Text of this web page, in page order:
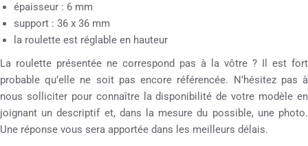
épaisseur : 6 mm
support : 36 x 36 mm
la roulette est réglable en hauteur
La roulette présentée ne correspond pas à la vôtre ? Il est fort
probable qu’elle ne soit pas encore référencée. N’hésitez pas à
nous solliciter pour connaître la disponibilité de votre modèle en
joignant un descriptif et, dans la mesure du possible, une photo.
Une réponse vous sera apportée dans les meilleurs délais.